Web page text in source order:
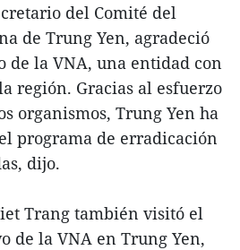
del Comité del
de Trung Yen, agradeció
de la VNA, una entidad con
región. Gracias al esfuerzo
organismos, Trung Yen ha
programa de erradicación
dijo.
Trang también visitó el
de la VNA en Trung Yen,